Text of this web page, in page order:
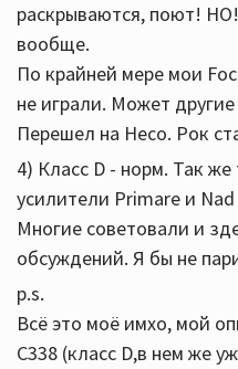
раскрываются, поют!
вообще.
По крайней мере мои
не играли. Может
Перешел на Heco. Рок
4) Класс D - норм. Так
усилители Primare и
Многие советовали и
обсуждений. Я бы не
p.s.
Всё это моё имхо, мой
C338 (класс D,в нем же